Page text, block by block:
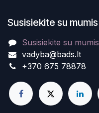
Susisiekite su mumis
Susisiekite su mumis
vadyba@bads.lt
+370 675 78878